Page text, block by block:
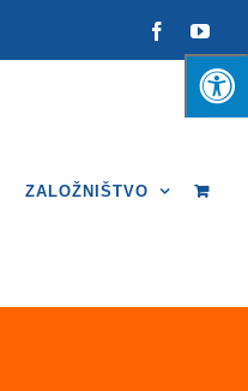
Facebook
ZALOŽNIŠTVO